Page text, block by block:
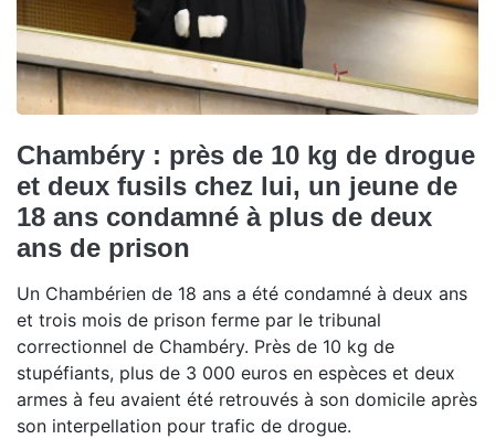
Chambéry : près de 10 kg de drogue
et deux fusils chez lui, un jeune de
18 ans condamné à plus de deux
ans de prison
Un Chambérien de 18 ans a été condamné à deux ans
et trois mois de prison ferme par le tribunal
correctionnel de Chambéry. Près de 10 kg de
stupéfiants, plus de 3 000 euros en espèces et deux
armes à feu avaient été retrouvés à son domicile après
son interpellation pour trafic de drogue.